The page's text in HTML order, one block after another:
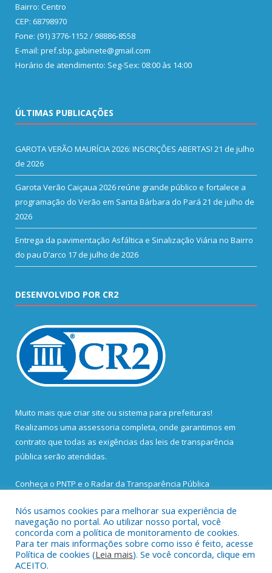
Bairro: Centro
CEP: 68798970
Fone: (91) 3776-1152 / 98886-8558
E-mail: pref.sbp.gabinete@gmail.com
Horário de atendimento: Seg-Sex: 08:00 às 14:00
ÚLTIMAS PUBLICAÇÕES
GAROTA VERÃO MAURÍCIA 2026: INSCRIÇÕES ABERTAS! 21 de julho
de 2026
Garota Verão Caiçaua 2026 reúne grande público e fortalece a
programação do Verão em Santa Bárbara do Pará 21 de julho de
2026
Entrega da pavimentação Asfáltica e Sinalização Viária no Bairro
do pau D’arco 17 de julho de 2026
DESENVOLVIDO POR CR2
Muito mais que criar site ou sistema para prefeituras!
Realizamos uma assessoria completa, onde garantimos em
contrato que todas as exigências das leis de transparência
pública serão atendidas.
Conheça o PNTP e o Radar da Transparência Pública
Todos os direitos reservados a Prefeitura Municipal de Santa
Bárbara do Pará.
Nós usamos cookies para melhorar sua experiência de
navegação no portal. Ao utilizar nosso portal, você
concorda com a política de monitoramento de cookies.
Para ter mais informações sobre como isso é feito, acesse
Política de cookies (Leia mais). Se você concorda, clique em
ACEITO.